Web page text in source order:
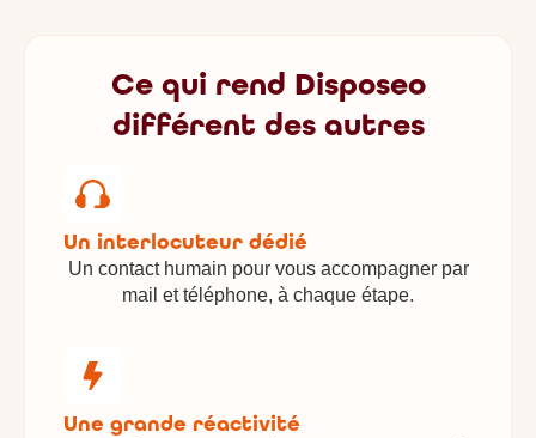
Ce qui rend Disposeo
différent des autres
Un interlocuteur dédié
Un contact humain pour vous accompagner par
mail et téléphone, à chaque étape.
Une grande réactivité